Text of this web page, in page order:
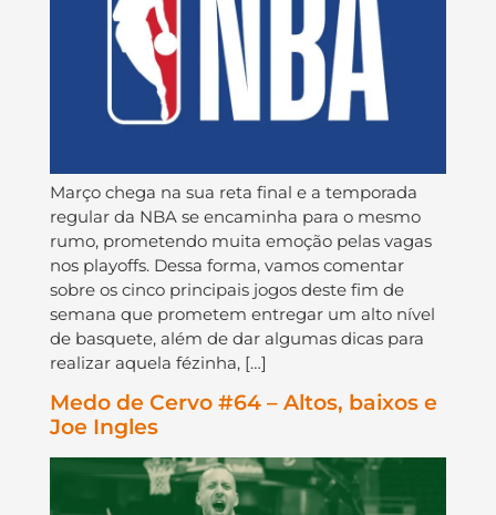
Março chega na sua reta final e a temporada
regular da NBA se encaminha para o mesmo
rumo, prometendo muita emoção pelas vagas
nos playoffs. Dessa forma, vamos comentar
sobre os cinco principais jogos deste fim de
semana que prometem entregar um alto nível
de basquete, além de dar algumas dicas para
realizar aquela fézinha, […]
Medo de Cervo #64 – Altos, baixos e
Joe Ingles